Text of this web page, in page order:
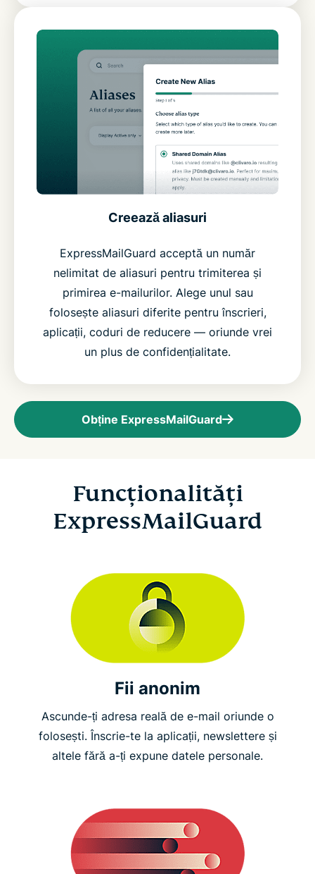
Creează aliasuri
ExpressMailGuard acceptă un număr
nelimitat de aliasuri pentru trimiterea și
primirea e-mailurilor. Alege unul sau
folosește aliasuri diferite pentru înscrieri,
aplicații, coduri de reducere — oriunde vrei
un plus de confidențialitate.
Obține ExpressMailGuard
Funcționalități
ExpressMailGuard
Fii anonim
Ascunde-ți adresa reală de e-mail oriunde o
folosești. Înscrie-te la aplicații, newslettere și
altele fără a-ți expune datele personale.